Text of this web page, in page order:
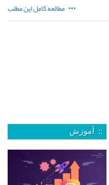
مطالعه کامل این مطلب
:: آموزش